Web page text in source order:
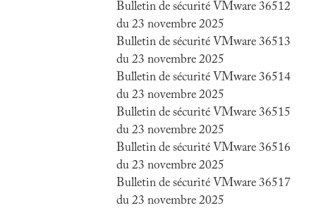
Bulletin de sécurité VMware 36512
du 23 novembre 2025
Bulletin de sécurité VMware 36513
du 23 novembre 2025
Bulletin de sécurité VMware 36514
du 23 novembre 2025
Bulletin de sécurité VMware 36515
du 23 novembre 2025
Bulletin de sécurité VMware 36516
du 23 novembre 2025
Bulletin de sécurité VMware 36517
du 23 novembre 2025